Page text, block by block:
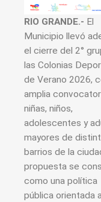
RIO GRANDE.- El
Municipio llevó
el cierre del 2°
las Colonias
de Verano 2026,
amplia
niñas, niños,
adolescentes y
mayores de
barrios de la
propuesta se
como una política
pública orientada